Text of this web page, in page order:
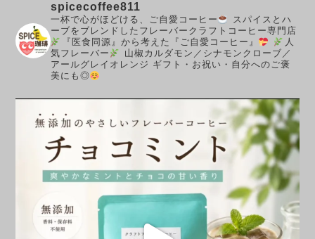
spicecoffee811
一杯で心がほどける、ご自愛コーヒー
スパイスとハ
ーブをブレンドしたフレーバークラフトコーヒー専門店
『医食同源』から考えた『ご自愛コーヒー』
人
気フレーバー
山椒カルダモン／シナモンクローブ／
アールグレイオレンジ ギフト・お祝い・自分へのご褒
美にも◎